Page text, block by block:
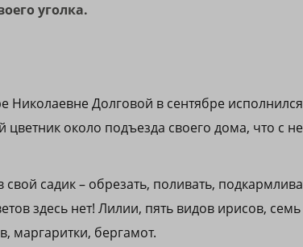
уголка.
Николаевне Долговой в сентябре
около подъезда своего дома, что с
садик – обрезать, поливать,
здесь нет! Лилии, пять видов ирисов,
маргаритки, бергамот.